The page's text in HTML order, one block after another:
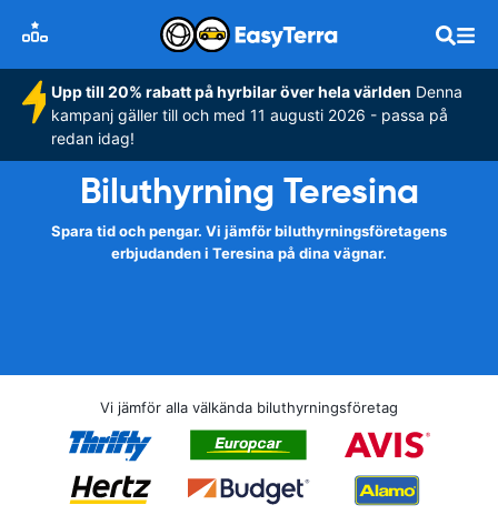
Upp till 20% rabatt på hyrbilar över hela världen Denna
kampanj gäller till och med 11 augusti 2026 - passa på
redan idag!
Biluthyrning Teresina
Spara tid och pengar. Vi jämför biluthyrningsföretagens
erbjudanden i Teresina på dina vägnar.
Vi jämför alla välkända biluthyrningsföretag